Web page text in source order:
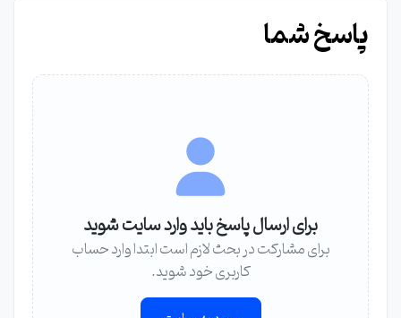
پاسخ شما
برای ارسال پاسخ باید وارد سایت شوید
برای مشارکت در بحث لازم است ابتدا وارد حساب
کاربری خود شوید.